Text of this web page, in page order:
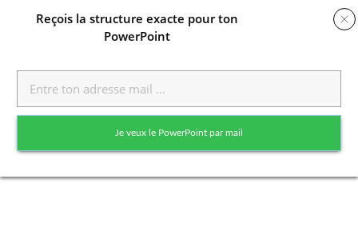
Reçois la structure exacte pour ton
PowerPoint
Je veux le PowerPoint par mail